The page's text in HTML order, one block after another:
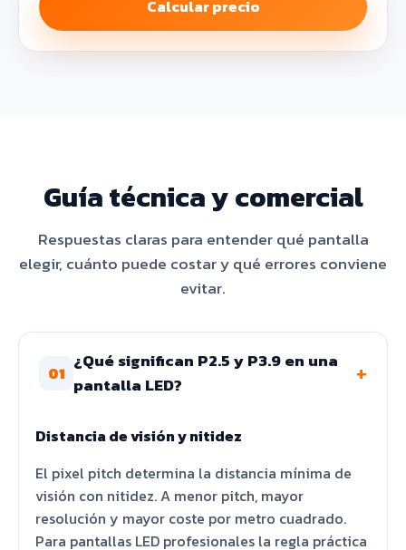
Calcular precio
Guía técnica y comercial
Respuestas claras para entender qué pantalla
elegir, cuánto puede costar y qué errores conviene
evitar.
01
¿Qué significan P2.5 y P3.9 en una
pantalla LED?
+
Distancia de visión y nitidez
El pixel pitch determina la distancia mínima de
visión con nitidez. A menor pitch, mayor
resolución y mayor coste por metro cuadrado.
Para pantallas LED profesionales la regla práctica